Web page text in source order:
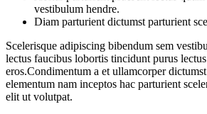
vestibulum hendre.
Diam parturient dictumst parturient
Scelerisque adipiscing bibendum sem
lectus faucibus lobortis tincidunt purus
eros.Condimentum a et ullamcorper
elementum nam inceptos hac parturient
elit ut volutpat.